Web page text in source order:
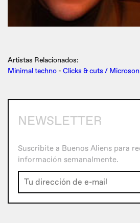
Artistas Relacionados:
Minimal techno - Clicks & cuts /
NEWSLETTER
Suscribite a Buenos Aliens para
información semanalmente.